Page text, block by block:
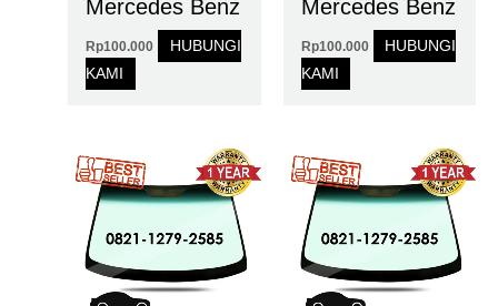
Mercedes Benz
Rp100.000
HUBUNGI
KAMI
Mercedes Benz
Rp100.000
HUBUNGI
KAMI